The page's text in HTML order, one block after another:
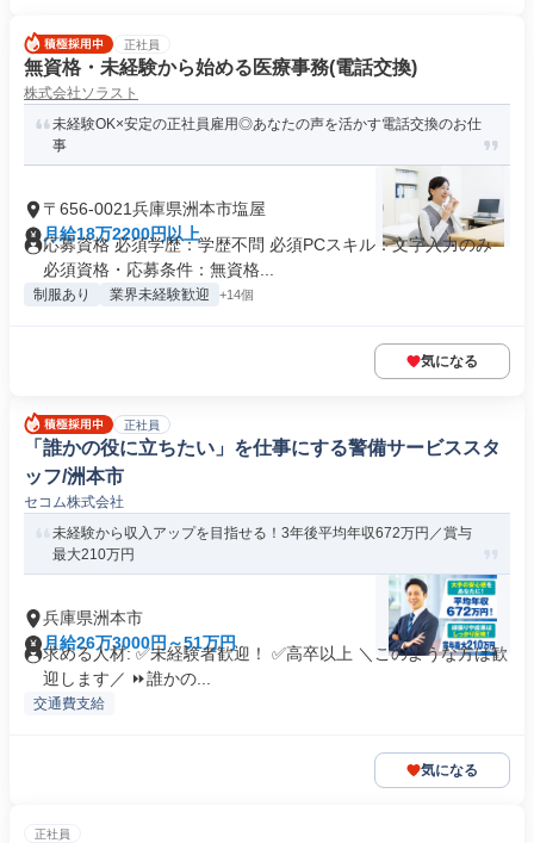
正社員
無資格・未経験から始める医療事務(電話交換)
株式会社ソラスト
未経験OK×安定の正社員雇用◎あなたの声を活かす電話交換のお仕
事
〒656-0021兵庫県洲本市塩屋
月給18万2200円以上
応募資格 必須学歴：学歴不問 必須PCスキル：文字入力のみ
必須資格・応募条件：無資格...
制服あり 業界未経験歓迎 +14個
気になる
正社員
「誰かの役に立ちたい」を仕事にする警備サービススタ
ッフ/洲本市
セコム株式会社
未経験から収入アップを目指せる！3年後平均年収672万円／賞与
最大210万円
兵庫県洲本市
月給26万3000円～51万円
求める人材: ✅未経験者歓迎！ ✅高卒以上 ＼このような方は歓
迎します／ ⏩誰かの...
交通費支給
気になる
正社員